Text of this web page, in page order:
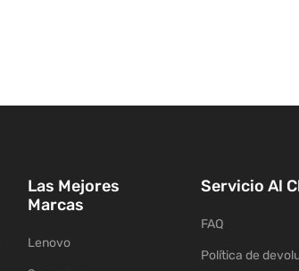
Las Mejores
Marcas
Lenovo
Servicio Al
FAQ
Política de